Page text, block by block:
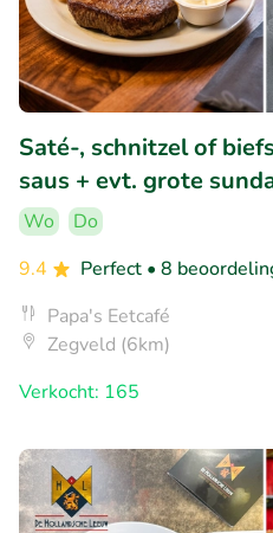
Saté-, schnitzel of
saus + evt. grote
Wo
Do
9.4
Perfect • 8
Papa's Eetcafé
Zegveld (6km)
Verkocht: 165